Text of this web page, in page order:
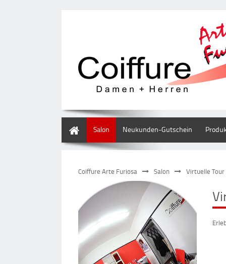
Salon Neukunden-Gutschein
Coiffure Arte Furiosa Salon Virtuelle